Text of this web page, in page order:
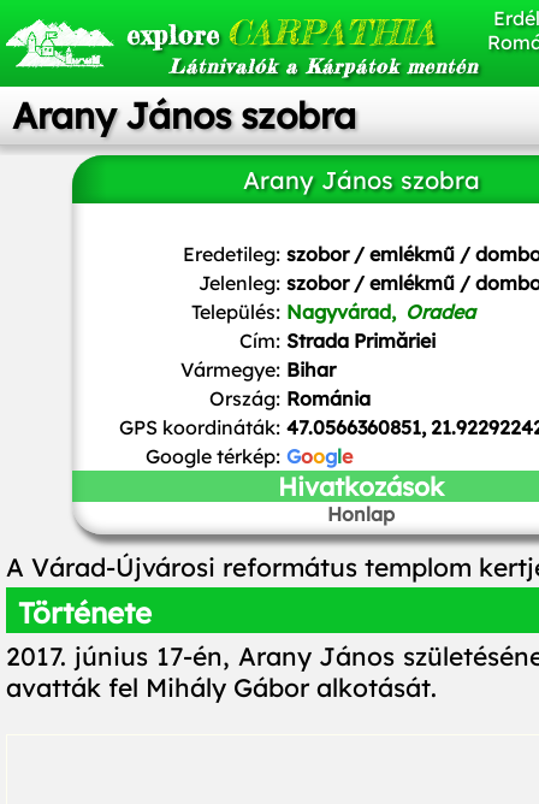
explore CARPATHIA
Látnivalók a Kárpátok mentén
Arany János szobra
Arany János szobra
Eredetileg: szobor / emlékmű /
Jelenleg: szobor / emlékmű /
Település: Nagyvárad, Oradea
Cím: Strada Primăriei
Vármegye: Bihar
Ország: Románia
GPS koordináták: 47.0566360851,
Google térkép: Google
Hivatkozások
Honlap
A Várad-Újvárosi református templom
Története
2017. június 17-én, Arany János
avatták fel Mihály Gábor alkotását.